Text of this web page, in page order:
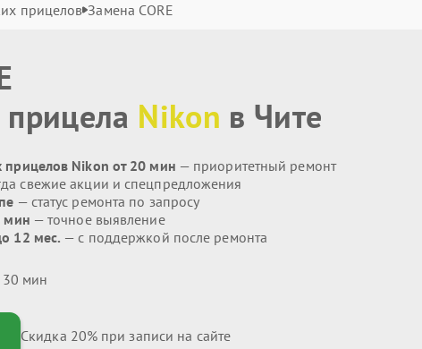
прицелов Замена CORE
прицела Nikon в Чите
прицелов Nikon от 20 мин — приоритетный ремонт
свежие акции и спецпредложения
— статус ремонта по запросу
мин — точное выявление
12 мес. — с поддержкой после ремонта
мин
Скидка 20% при записи на сайте